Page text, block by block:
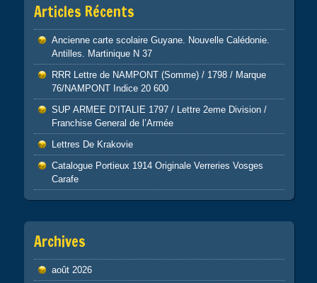
Articles Récents
Ancienne carte scolaire Guyane. Nouvelle Calédonie.
Antilles. Martinique N 37
RRR Lettre de NAMPONT (Somme) / 1798 / Marque
76/NAMPONT Indice 20 600
SUP ARMEE D’ITALIE 1797 / Lettre 2eme Division /
Franchise General de l’Armée
Lettres De Krakovie
Catalogue Portieux 1914 Originale Verreries Vosges
Carafe
Archives
août 2026